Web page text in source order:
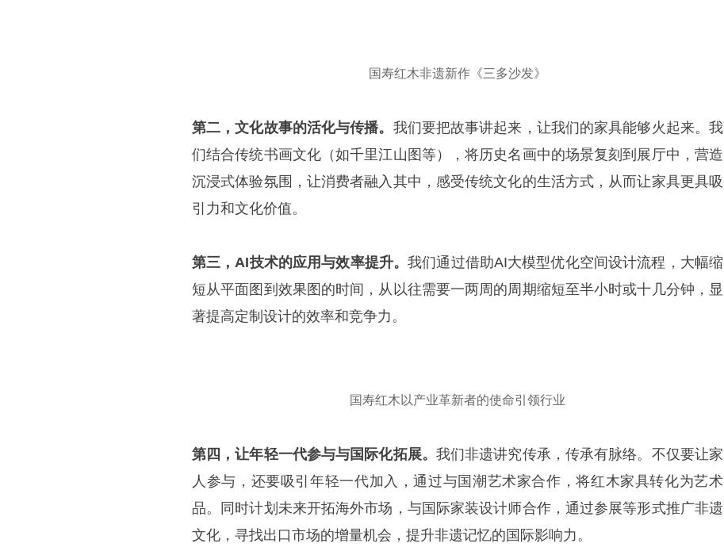
国寿红木非遗新作《三多沙发》
第二，文化故事的活化与传播。 我们要把故事讲起来，让我们的家具能够火起来。我
们结合传统书画文化（如千里江山图等），将历史名画中的场景复刻到展厅中，营造
沉浸式体验氛围，让消费者融入其中，感受传统文化的生活方式，从而让家具更具吸
引力和文化价值。
第三，AI技术的应用与效率提升。我们通过借助AI大模型优化空间设计流程，大幅缩
短从平面图到效果图的时间，从以往需要一两周的周期缩短至半小时或十几分钟，显
著提高定制设计的效率和竞争力。
国寿红木以产业革新者的使命引领行业
第四，让年轻一代参与与国际化拓展。 我们非遗讲究传承，传承有脉络。不仅要让家
人参与，还要吸引年轻一代加入，通过与国潮艺术家合作，将红木家具转化为艺术
品。同时计划未来开拓海外市场，与国际家装设计师合作，通过参展等形式推广非遗
文化，寻找出口市场的增量机会，提升非遗记忆的国际影响力。